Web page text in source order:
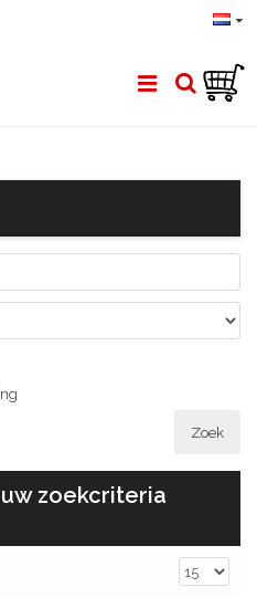
Zoek
zoekcriteria